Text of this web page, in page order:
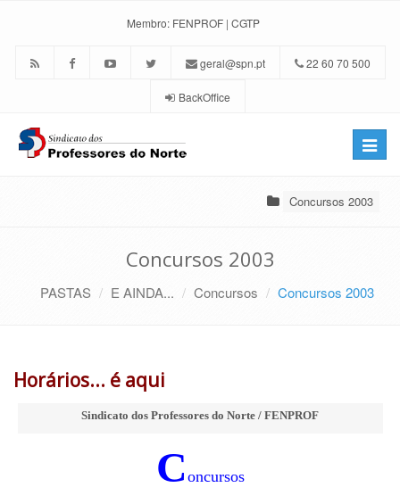
Membro: FENPROF | CGTP
geral@spn.pt 22 60 70 500
BackOffice
Toggle
Concursos 2003
Concursos 2003
PASTAS E AINDA... Concursos Concursos 2003
Horários... é aqui
Sindicato dos Professores do Norte / FENPROF
C oncursos